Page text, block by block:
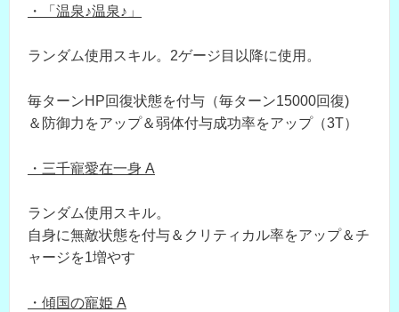
・「温泉♪温泉♪」
ランダム使用スキル。2ゲージ目以降に使用。
毎ターンHP回復状態を付与（毎ターン15000回復)
＆防御力をアップ＆弱体付与成功率をアップ（3T）
・三千寵愛在一身 A
ランダム使用スキル。
自身に無敵状態を付与＆クリティカル率をアップ＆チ
ャージを1増やす
・傾国の寵姫 A